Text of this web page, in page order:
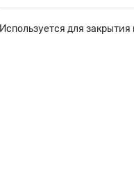
Используется для